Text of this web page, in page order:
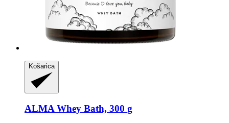
Košarica
ALMA Whey Bath, 300 g